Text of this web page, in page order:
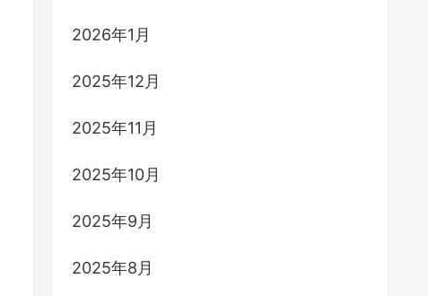
2026年1月
2025年12月
2025年11月
2025年10月
2025年9月
2025年8月